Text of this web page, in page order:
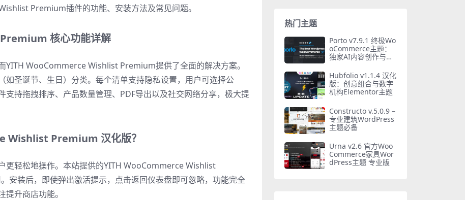
Premium插件的功能、安装方法及常见问题。
核心功能详解
YITH WooCommerce Wishlist Premium提供了全面的解决方案。
如圣诞节、生日）分类。每个清单支持隐私设置，用户可选择公
持拖拽排序、产品数量管理、PDF导出以及社交网络分享，极大提
Wishlist Premium 汉化版？
更轻松地操作。本站提供的YITH WooCommerce Wishlist
安装后，即使弹出激活提示，点击返回仪表盘即可忽略，功能完全
升商店功能。
热门主题
Porto v7.9.1 终极Wo
oCommerce主题：
独家AI内容创作与性
Hubfolio v1.1.4 汉化
版：创意组合与数字
机构Elementor主题
Constructo v.5.0.9 –
专业建筑WordPress
主题必备
Urna v2.6 官方Woo
Commerce家具Wor
dPress主题 专业版